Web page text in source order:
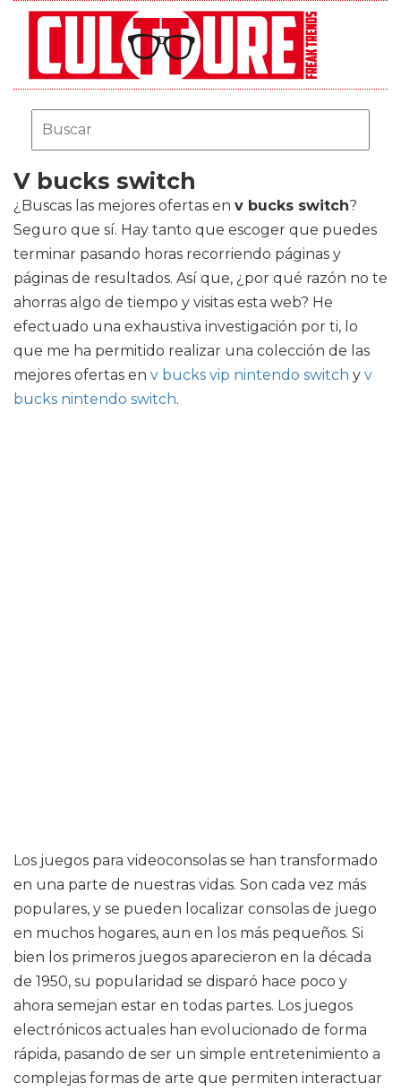
V bucks switch
¿Buscas las mejores ofertas en v bucks switch?
Seguro que sí. Hay tanto que escoger que puedes
terminar pasando horas recorriendo páginas y
páginas de resultados. Así que, ¿por qué razón no te
ahorras algo de tiempo y visitas esta web? He
efectuado una exhaustiva investigación por ti, lo
que me ha permitido realizar una colección de las
mejores ofertas en v bucks vip nintendo switch y v
bucks nintendo switch.
Los juegos para videoconsolas se han transformado
en una parte de nuestras vidas. Son cada vez más
populares, y se pueden localizar consolas de juego
en muchos hogares, aun en los más pequeños. Si
bien los primeros juegos aparecieron en la década
de 1950, su popularidad se disparó hace poco y
ahora semejan estar en todas partes. Los juegos
electrónicos actuales han evolucionado de forma
rápida, pasando de ser un simple entretenimiento a
complejas formas de arte que permiten interactuar